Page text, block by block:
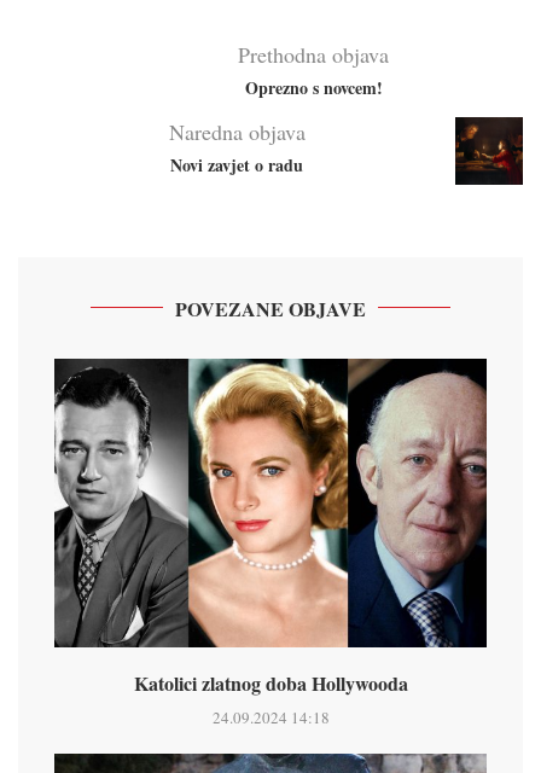
Prethodna objava
Oprezno s novcem!
Naredna objava
Novi zavjet o radu
POVEZANE OBJAVE
Katolici zlatnog doba Hollywooda
24.09.2024 14:18